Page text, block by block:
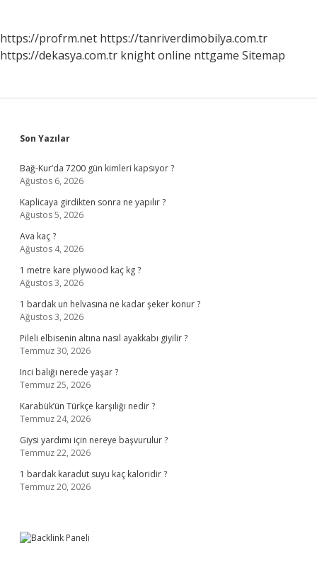
https://profrm.net https://tanriverdimobilya.com.tr
https://dekasya.com.tr knight online nttgame Sitemap
Sidebar
Son Yazılar
Bağ-Kur’da 7200 gün kimleri kapsıyor ?
Ağustos 6, 2026
Kaplicaya girdikten sonra ne yapılır ?
Ağustos 5, 2026
Ava kaç ?
Ağustos 4, 2026
1 metre kare plywood kaç kg ?
Ağustos 3, 2026
1 bardak un helvasına ne kadar şeker konur ?
Ağustos 3, 2026
Pileli elbisenin altına nasıl ayakkabı giyilir ?
Temmuz 30, 2026
Inci balığı nerede yaşar ?
Temmuz 25, 2026
Karabük’ün Türkçe karşılığı nedir ?
Temmuz 24, 2026
Giysi yardımı için nereye başvurulur ?
Temmuz 22, 2026
1 bardak karadut suyu kaç kaloridir ?
Temmuz 20, 2026